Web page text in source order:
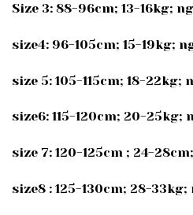
Size 3: 88-96cm; 13-16kg;
size4: 96-105cm; 15-19kg;
size 5: 105-115cm; 18-22kg;
size6: 115-120cm; 20-25kg;
size 7: 120-125cm ; 24-
size8 : 125-130cm; 28-